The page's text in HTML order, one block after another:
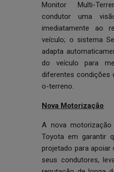
Monitor Multi-
condutor uma
imediatamente ao
veículo; o sistema
adapta
do veículo para
diferentes condições
o-terreno.
Nova Motorização
A nova
Toyota em garantir
projetado para apoiar
seus condutores,